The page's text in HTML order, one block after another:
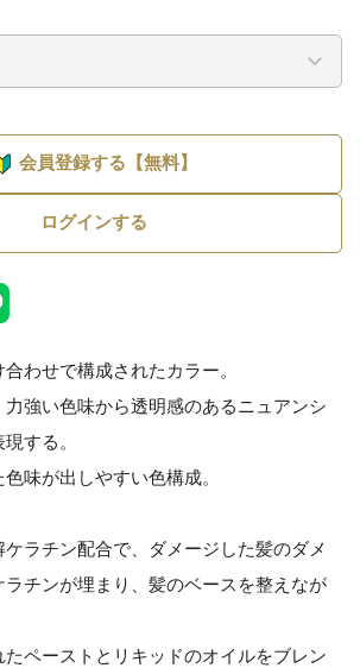
会員登録する【無料】
ログインする
わせで構成されたカラー。
強い色味から透明感のあるニュアンシ
する。
味が出しやすい色構成。
ラチン配合で、ダメージした髪のダメ
チンが埋まり、髪のベースを整えなが
たペーストとリキッドのオイルをブレン